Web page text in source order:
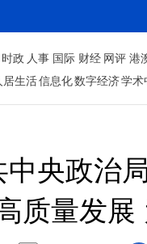
时政 人事 国际 财经 网评 港
居生活信息化数字经济学术
中央政治
质量发